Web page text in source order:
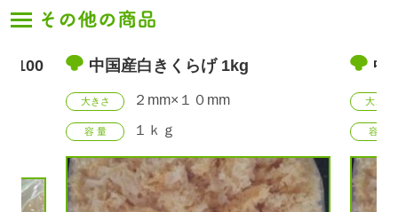
げ 1kg 中国産白きくらげ 500g
大きさ ２mm×１０mm
容 量